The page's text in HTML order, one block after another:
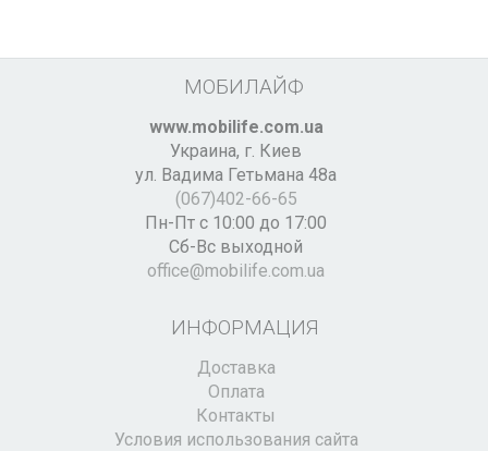
МОБИЛАЙФ
www.mobilife.com.ua
Украина, г. Киев
ул. Вадима Гетьмана 48а
(067)402-66-65
Пн-Пт с 10:00 до 17:00
Сб-Вс выходной
office@mobilife.com.ua
ИНФОРМАЦИЯ
Доставка
Оплата
Контакты
Условия использования сайта